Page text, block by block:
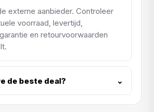
externe aanbieder. Controleer
voorraad, levertijd,
en retourvoorwaarden
de beste deal? ⌄